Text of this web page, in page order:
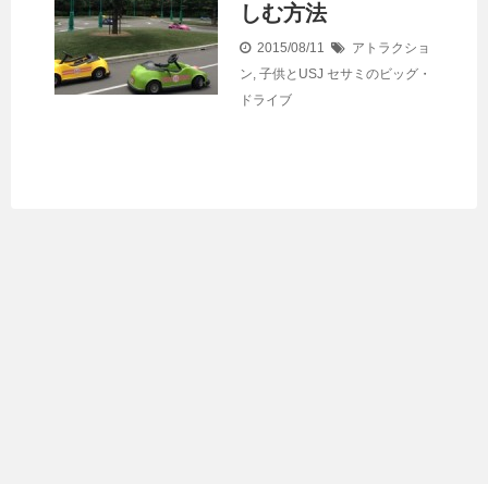
しむ方法
2015/08/11
アトラクショ
ン, 子供とUSJ セサミのビッグ・
ドライブ